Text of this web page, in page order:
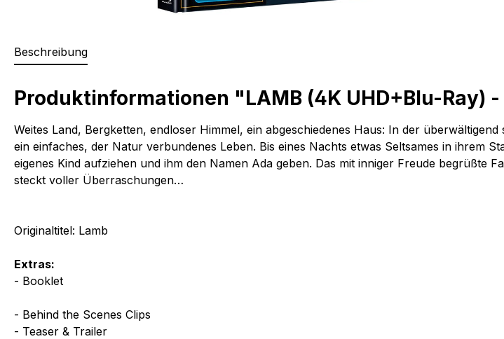
Beschreibung
Produktinformationen "LAMB (4K UHD+Blu-Ray)
Weites Land, Bergketten, endloser Himmel, ein abgeschiedenes Haus: In der
ein einfaches, der Natur verbundenes Leben. Bis eines Nachts etwas Seltsames in ihrem
eigenes Kind aufziehen und ihm den Namen Ada geben. Das mit inniger Freude
steckt voller Überraschungen…
Originaltitel: Lamb
Extras:
- Booklet
- Behind the Scenes Clips
- Teaser & Trailer